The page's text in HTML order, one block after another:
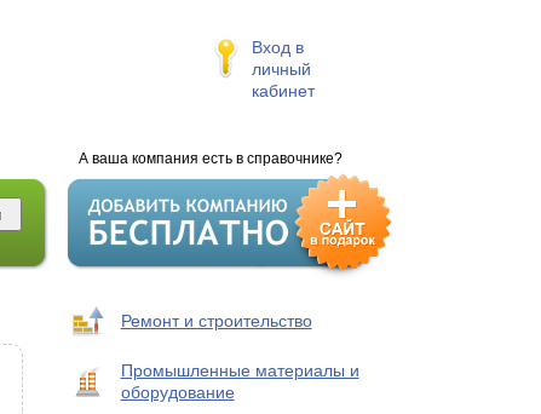
Вход в
личный
кабинет
А ваша компания есть в справочнике?
Ремонт и строительство
Промышленные материалы и
оборудование